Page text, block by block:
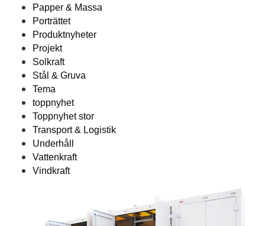
Papper & Massa
Porträttet
Produktnyheter
Projekt
Solkraft
Stål & Gruva
Tema
toppnyhet
Toppnyhet stor
Transport & Logistik
Underhåll
Vattenkraft
Vindkraft